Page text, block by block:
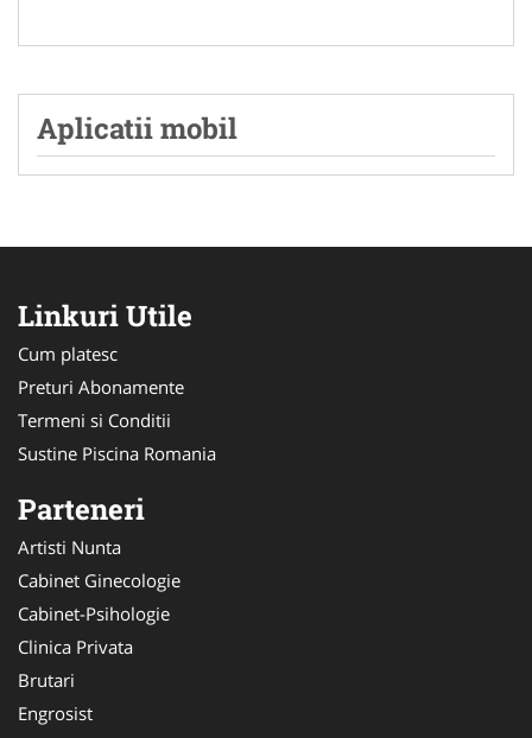
Aplicatii mobil
Linkuri Utile
Cum platesc
Preturi Abonamente
Termeni si Conditii
Sustine Piscina Romania
Parteneri
Artisti Nunta
Cabinet Ginecologie
Cabinet-Psihologie
Clinica Privata
Brutari
Engrosist